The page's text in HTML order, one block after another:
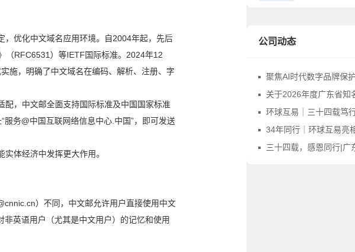
优化中文域名应用环境。自2004年起， 先后
（RFC6531） 等IETF国际标准。 2024年12
施，
明确了中文域名在编码、解析、注册、字
配， 中文邮全面支持国际标准及中国 国家标准
“服务@中国互联网络信息中心 中国”，即可发送
实体经济中发挥更大作用。
） 不同，中文邮允许用户直接使用中文
非英语用户（尤其是中文用户）的记忆和使用
公司动态
聚焦AI时代数字品牌保护，中华商标协会商标品牌域名与网
关于2026年度广东省知名字号评价申报
环球互易｜三十四载笃行不怠，感
34年同行｜环球互易亮相第四届广东商标品牌年会，
三十四载，感恩同行|广东商标协会向环